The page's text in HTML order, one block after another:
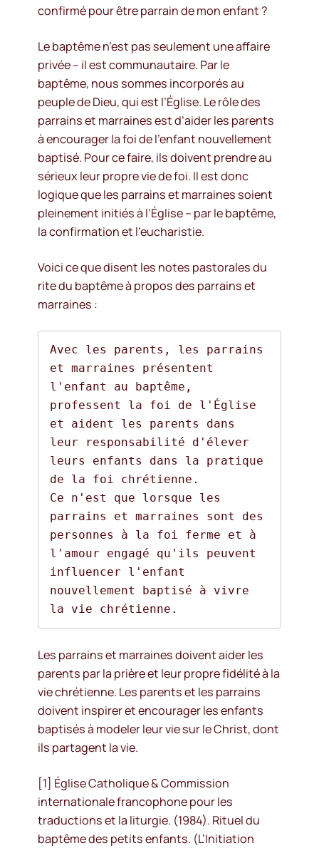
confirmé pour être parrain de mon enfant ?
Le baptême n’est pas seulement une affaire
privée – il est communautaire. Par le
baptême, nous sommes incorporés au
peuple de Dieu, qui est l’Église. Le rôle des
parrains et marraines est d’aider les parents
à encourager la foi de l’enfant nouvellement
baptisé. Pour ce faire, ils doivent prendre au
sérieux leur propre vie de foi. Il est donc
logique que les parrains et marraines soient
pleinement initiés à l’Église – par le baptême,
la confirmation et l’eucharistie.
Voici ce que disent les notes pastorales du
rite du baptême à propos des parrains et
marraines :
Avec les parents, les parrains
et marraines présentent
l'enfant au baptême,
professent la foi de l'Église
et aident les parents dans
leur responsabilité d'élever
leurs enfants dans la pratique
de la foi chrétienne.
Ce n'est que lorsque les
parrains et marraines sont des
personnes à la foi ferme et à
l'amour engagé qu'ils peuvent
influencer l'enfant
nouvellement baptisé à vivre
la vie chrétienne.
Les parrains et marraines doivent aider les
parents par la prière et leur propre fidélité à la
vie chrétienne. Les parents et les parrains
doivent inspirer et encourager les enfants
baptisés à modeler leur vie sur le Christ, dont
ils partagent la vie.
[1] Église Catholique & Commission
internationale francophone pour les
traductions et la liturgie. (1984). Rituel du
baptême des petits enfants. (L’Initiation